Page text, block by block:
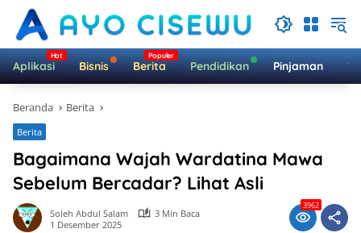
Langsung
konten
Aplikasi Bisnis Berita Pendidikan Pinjaman
Beranda Berita
Berita
Bagaimana Wajah Wardatina Mawa
Sebelum Bercadar? Lihat Asli
Soleh Abdul Salam
3 Min Baca
1 Desember 2025
3962